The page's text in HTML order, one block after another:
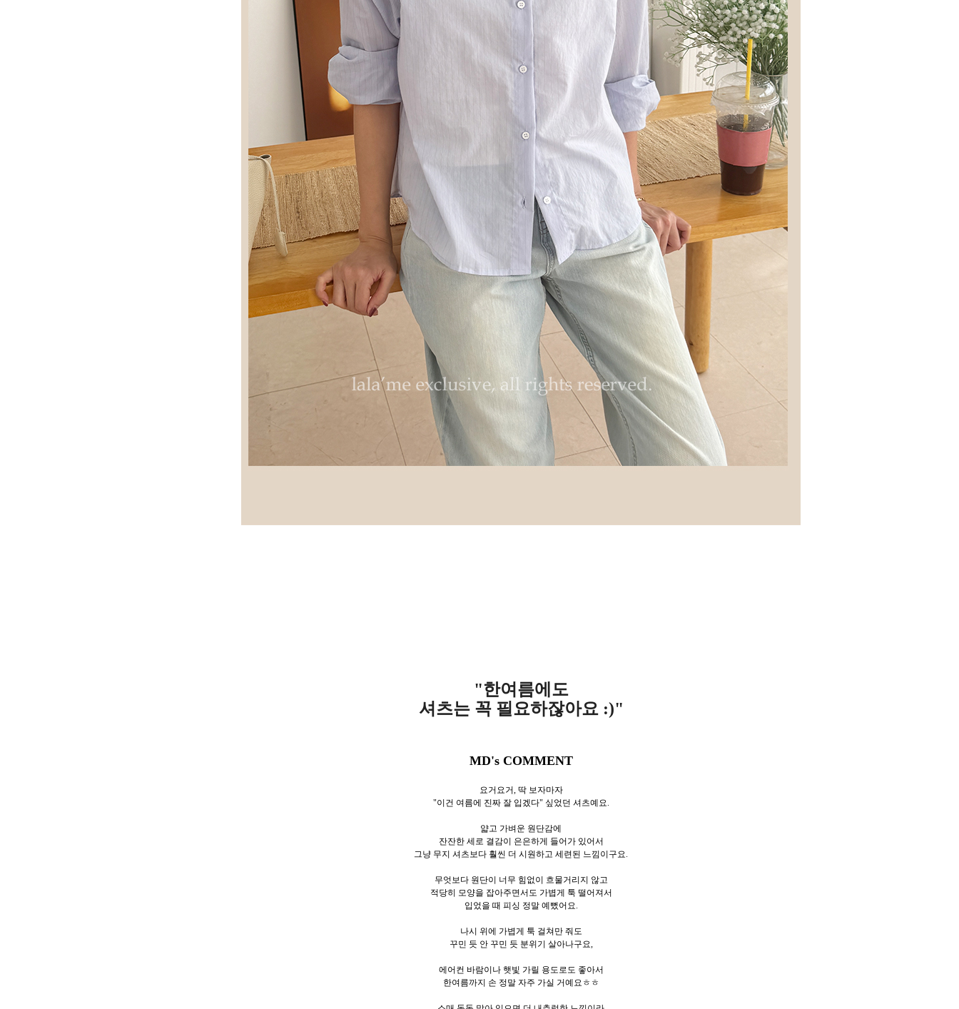
"한여름에도
셔츠는 꼭 필요하잖아요 :)"
MD's COMMENT
요거요거, 딱 보자마자
"이건 여름에 진짜 잘 입겠다" 싶었던 셔츠예요.
얇고 가벼운 원단감에
잔잔한 세로 결감이 은은하게 들어가 있어서
그냥 무지 셔츠보다 훨씬 더 시원하고 세련된 느낌이구요.
무엇보다 원단이 너무 힘없이 흐물거리지 않고
적당히 모양을 잡아주면서도 가볍게 툭 떨어져서
입었을 때 피싱 정말 예뻤어요.
나시 위에 가볍게 툭 걸쳐만 줘도
꾸민 듯 안 꾸민 듯 분위기 살아나구요,
에어컨 바람이나 햇빛 가릴 용도로도 좋아서
한여름까지 손 정말 자주 가실 거예요ㅎㅎ